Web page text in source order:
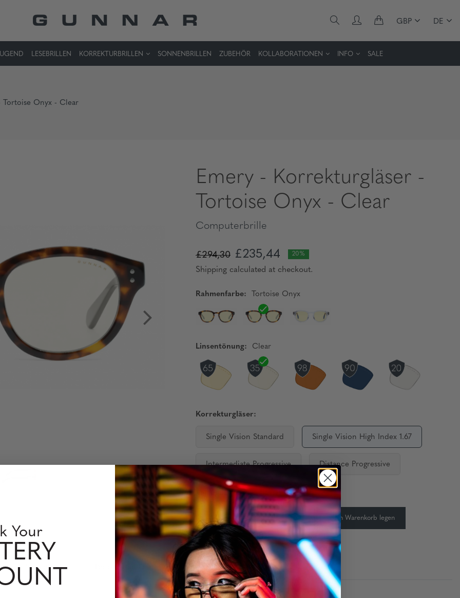
GBP DE
LESEBRILLEN KORREKTURBRILLEN SONNENBRILLEN ZUBEHÖR KOLLABORATIONEN INFO SALE
Tortoise Onyx - Clear
Emery - Korrekturgläser -
Tortoise Onyx - Clear
Computerbrille
£294,30 £235,44 20%
Shipping calculated at checkout.
Rahmenfarbe: Tortoise Onyx
Linsentönung: Clear
Korrekturgläser:
Single Vision Standard Single Vision High Index 1.67
Intermediate Progressive Distance Progressive
Verfügbarkeit: Auf Lager
Menge: - + In den Warenkorb legen
Information Perfomance Level
Your